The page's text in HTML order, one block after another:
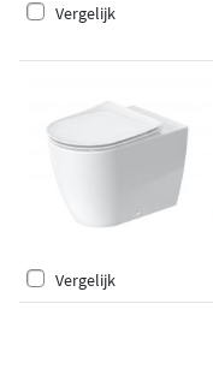
Vergelijk
Vergelijk